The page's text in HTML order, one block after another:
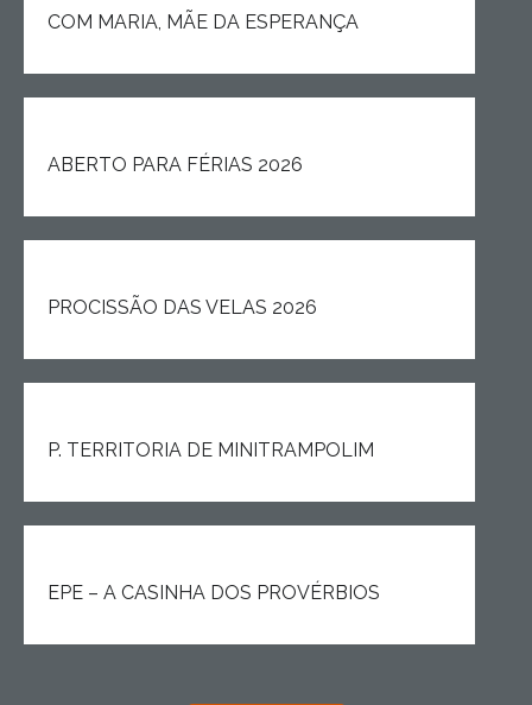
COM MARIA, MÃE DA ESPERANÇA
ABERTO PARA FÉRIAS 2026
PROCISSÃO DAS VELAS 2026
P. TERRITORIA DE MINITRAMPOLIM
EPE – A CASINHA DOS PROVÉRBIOS